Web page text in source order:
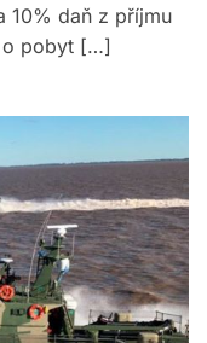
10% daň z příjmu
o pobyt […]